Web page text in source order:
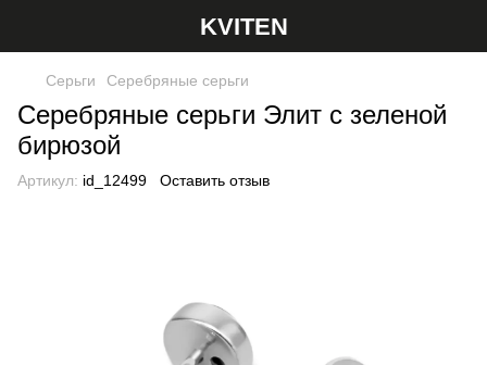
KVITEN
Серьги Серебряные серьги
Серебряные серьги Элит с зеленой
бирюзой
Артикул: id_12499 Оставить отзыв